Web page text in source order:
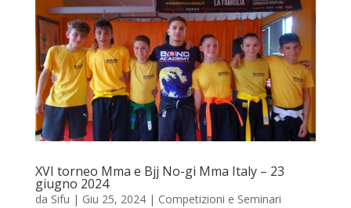
XVI torneo Mma e Bjj No-gi Mma Italy – 23
giugno 2024
da Sifu | Giu 25, 2024| Competizioni e Seminari